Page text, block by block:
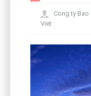
Cong ty Bao
Viet